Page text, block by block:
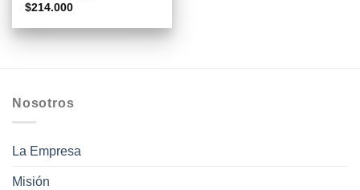
$214.000
Nosotros
La Empresa
Misión